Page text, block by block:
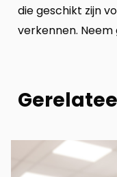
die geschikt zijn
verkennen.